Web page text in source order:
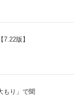
版】
もり」で聞